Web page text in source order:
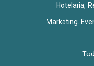
Hotelaria,
Marketing,